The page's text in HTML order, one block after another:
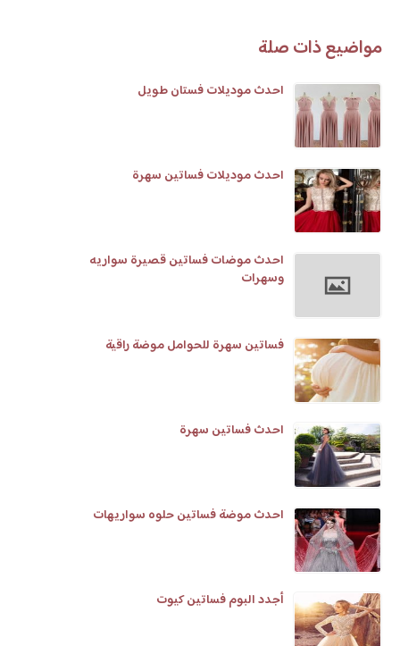
مواضيع ذات صلة
احدث موديلات فستان طويل
احدث موديلات فساتين سهرة
احدث موضات فساتين قصيرة سواريه
وسهرات
فساتين سهرة للحوامل موضة راقية
احدث فساتين سهرة
احدث موضة فساتين حلوه سواريهات
أجدد البوم فساتين كيوت